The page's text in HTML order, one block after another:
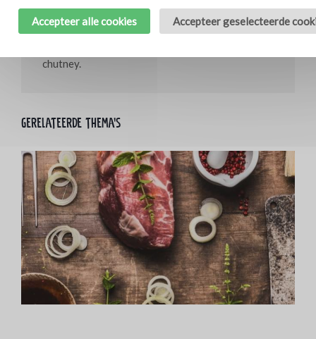
Accepteer alle cookies Accepteer geselecteerde
een salade van de mango,appel en munt. Rooster
de saté op de BBQ rosé in ongeveer 7 à 8
chutney.
Gerelateerde thema's